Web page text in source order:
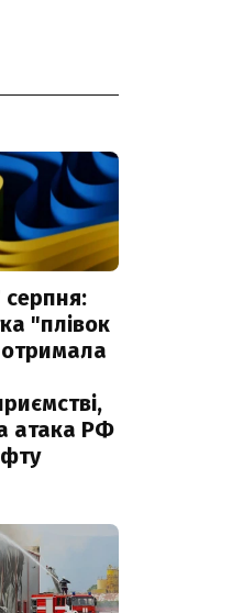
"плівок
атака РФ